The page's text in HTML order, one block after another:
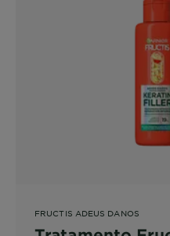
FRUCTIS ADEUS DANOS